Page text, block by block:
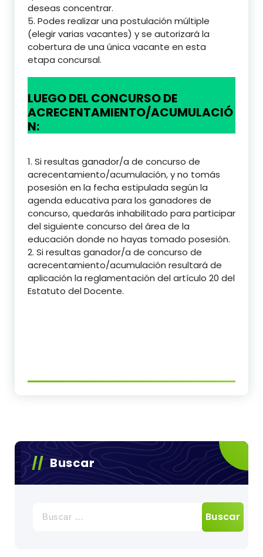
deseas concentrar.
5. Podes realizar una postulación múltiple
(elegir varias vacantes) y se autorizará la
cobertura de una única vacante en esta
etapa concursal.
LUEGO DEL CONCURSO DE
ACRECENTAMIENTO/ACUMULACIÓ
N:
1. Si resultas ganador/a de concurso de
acrecentamiento/acumulación, y no tomás
posesión en la fecha estipulada según la
agenda educativa para los ganadores de
concurso, quedarás inhabilitado para participar
del siguiente concurso del área de la
educación donde no hayas tomado posesión.
2. Si resultas ganador/a de concurso de
acrecentamiento/acumulación resultará de
aplicación la reglamentación del artículo 20 del
Estatuto del Docente.
Buscar